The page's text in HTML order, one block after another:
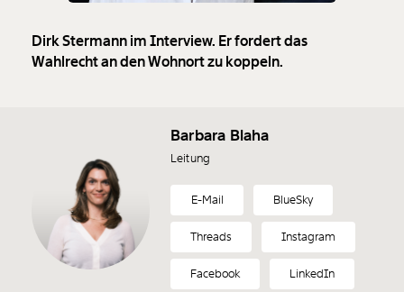
Dirk Stermann im Interview. Er fordert das
Wahlrecht an den Wohnort zu koppeln.
Barbara Blaha
Leitung
E-Mail BlueSky
Threads Instagram
Facebook LinkedIn